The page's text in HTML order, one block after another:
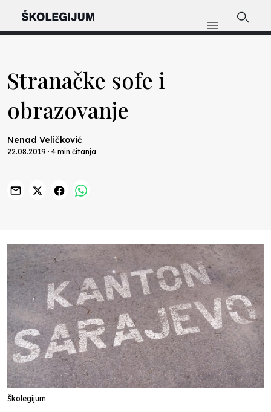
Stranačke sofe i
obrazovanje
Nenad Veličković
22.08.2019 · 4 min čitanja
Školegijum